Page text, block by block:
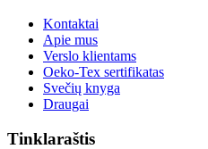
Kontaktai
Apie mus
Verslo klientams
Oeko-Tex sertifikatas
Svečių knyga
Draugai
Tinklaraštis